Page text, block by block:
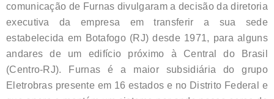
comunicação de Furnas divulgaram a decisão da diretoria
executiva da empresa em transferir a sua sede
estabelecida em Botafogo (RJ) desde 1971, para alguns
andares de um edifício próximo à Central do Brasil
(Centro-RJ). Furnas é a maior subsidiária do grupo
Eletrobras presente em 16 estados e no Distrito Federal e